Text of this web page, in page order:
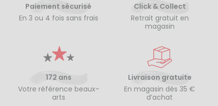
Paiement sécurisé
En 3 ou 4 fois sans frais
Click & Collect
Retrait gratuit en
magasin
172 ans
Votre référence beaux-
arts
Livraison gratuite
En magasin dès 35 €
d’achat